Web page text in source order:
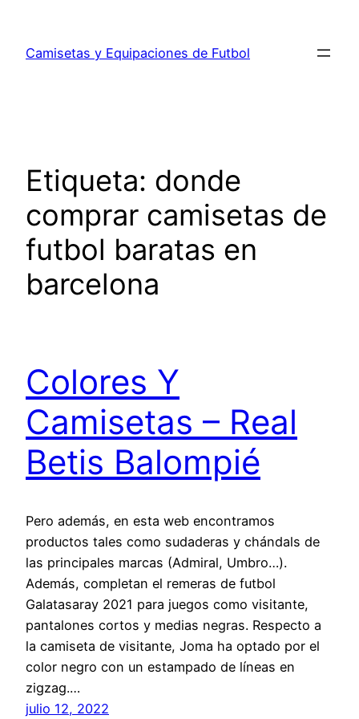
contenido
Camisetas y Equipaciones de Futbol
Etiqueta: donde
comprar camisetas de
futbol baratas en
barcelona
Colores Y
Camisetas – Real
Betis Balompié
Pero además, en esta web encontramos
productos tales como sudaderas y chándals de
las principales marcas (Admiral, Umbro…).
Además, completan el remeras de futbol
Galatasaray 2021 para juegos como visitante,
pantalones cortos y medias negras. Respecto a
la camiseta de visitante, Joma ha optado por el
color negro con un estampado de líneas en
zigzag.…
julio 12, 2022